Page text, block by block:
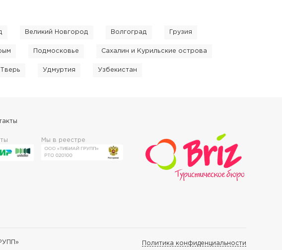
Великий Новгород Волгоград Грузия
Подмосковье Сахалин и Курильские острова
Тверь Удмуртия Узбекистан
Мы в реестре
Политика конфиденциальности